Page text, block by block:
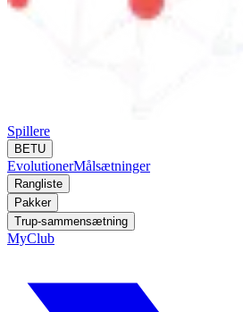
Spillere
BETU
EvolutionerMålsætninger
Rangliste
Pakker
Trup-sammensætning
MyClub